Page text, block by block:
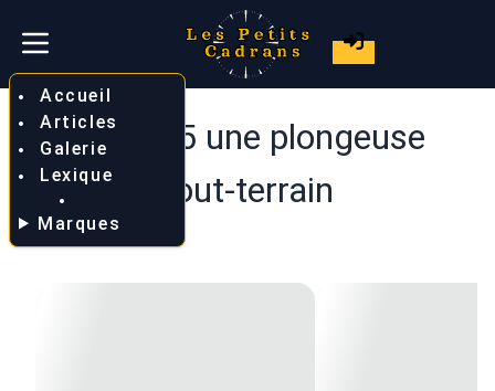
Accueil
Articles
Galerie
Lexique
Marques
Spb 385 une plongeuse
tout-terrain